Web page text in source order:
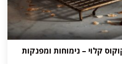
קלוי – נימוחות ומפנקות